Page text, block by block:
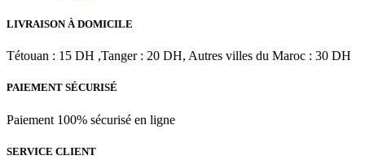
LIVRAISON À DOMICILE
Tétouan : 15 DH ,Tanger : 20 DH, Autres villes du Maroc : 30 DH
PAIEMENT SÉCURISÉ
Paiement 100% sécurisé en ligne
SERVICE CLIENT